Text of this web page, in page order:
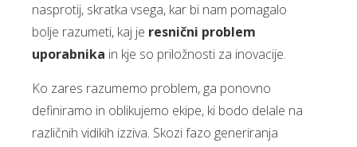
nasprotij, skratka vsega, kar bi nam pomagalo
bolje razumeti, kaj je resnični problem
uporabnika in kje so priložnosti za inovacije.
Ko zares razumemo problem, ga ponovno
definiramo in oblikujemo ekipe, ki bodo delale na
različnih vidikih izziva. Skozi fazo generiranja